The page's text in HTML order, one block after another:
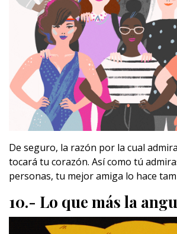
De seguro, la razón por la cual
tocará tu corazón. Así como tú
personas, tu mejor amiga lo hace
10.- Lo que más la